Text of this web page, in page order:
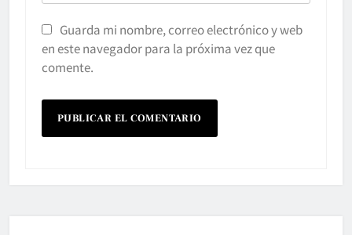
Guarda mi nombre, correo electrónico y web
en este navegador para la próxima vez que
comente.